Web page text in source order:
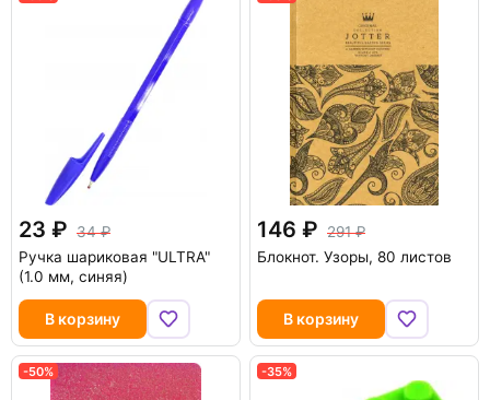
23
34
Ручка шариковая "ULTRA"
(1.0 мм, синяя)
В корзину
146
291
Блокнот. Узоры, 80 листов
В корзину
-50% -35%